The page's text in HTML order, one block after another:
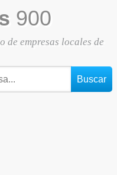
900
de empresas locales de